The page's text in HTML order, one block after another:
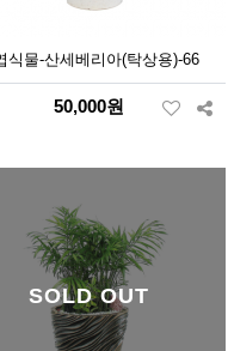
식물-산세베리아(탁상용)-66
50,000원
SOLD OUT